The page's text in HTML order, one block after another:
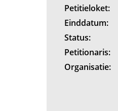
Petitieloket:
Einddatum:
Status:
Petitionaris:
Organisatie: